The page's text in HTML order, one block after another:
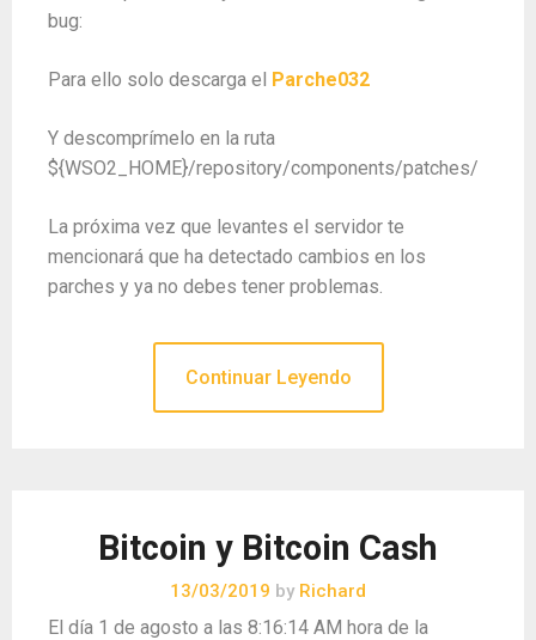
bug:
Para ello solo descarga el Parche032
Y descomprímelo en la ruta
${WSO2_HOME}/repository/components/patches/
La próxima vez que levantes el servidor te
mencionará que ha detectado cambios en los
parches y ya no debes tener problemas.
Continuar Leyendo
Bitcoin y Bitcoin Cash
13/03/2019 by Richard
El día 1 de agosto a las 8:16:14 AM hora de la